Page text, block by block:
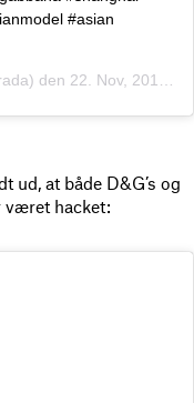
#asian
den 22. Nov, 2018 kl. 6.24 PST
ud, at både D&G’s og
været hacket: